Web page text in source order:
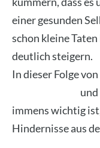
einer gesun­den
schon klei­ne
deut­lich stei­gern.
In die­ser Fol­ge
immens wich­tig
Hin­der­nis­se aus